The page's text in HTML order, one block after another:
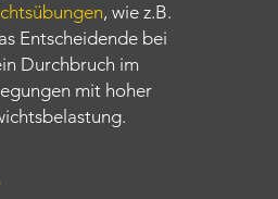
, wie z.B.
Entscheidende bei
Durchbruch im
mit hoher